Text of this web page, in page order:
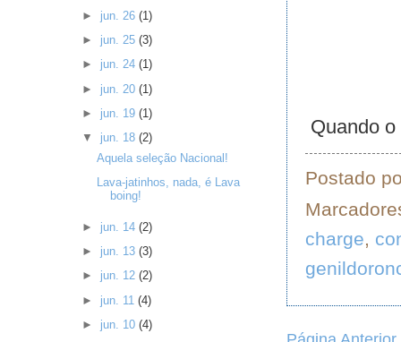
Quando
Postado
charge,
► jun. 26 (1)
► jun. 25 (3)
► jun. 24 (1)
► jun. 20 (1)
► jun. 19 (1)
▼ jun. 18 (2)
Aquela seleção Nacional!
Lava-jatinhos, nada, é Lava
boing!
► jun. 14 (2)
► jun. 13 (3)
► jun. 12 (2)
► jun. 11 (4)
► jun. 10 (4)